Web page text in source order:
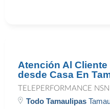
Atención Al Cliente
desde Casa En
TELEPERFORMANCE NSN
Todo Tamaulipas